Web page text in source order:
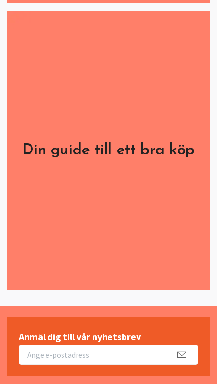
Din guide till ett bra köp
Anmäl dig till vår nyhetsbrev